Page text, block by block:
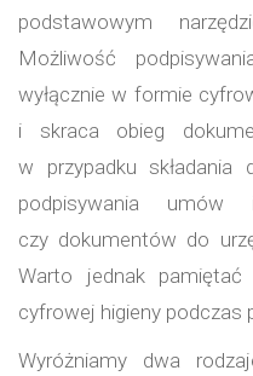
podstawowym
Możliwość
wyłącznie w formie
i skraca obieg
w przypadku składania
podpisywania
czy dokumentów do
Warto jednak
cyfrowej higieny podczas
Wyróżniamy dwa